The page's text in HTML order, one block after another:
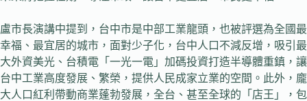
盧市長演講中提到，台中市是中部工業龍頭，也被評選為全國最
幸福、最宜居的城市，面對少子化，台中人口不減反增，吸引最
大外資美光、台積電「一光一電」加碼投資打造半導體重鎮，讓
台中工業高度發展、繁榮，提供人民成家立業的空間。此外，龐
大人口紅利帶動商業蓬勃發展，全台、甚至全球的「店王」，包